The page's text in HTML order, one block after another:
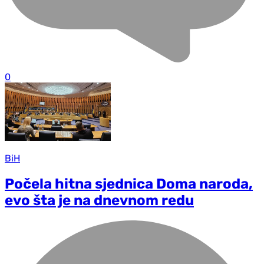
0
BiH
Počela hitna sjednica Doma naroda,
evo šta je na dnevnom redu